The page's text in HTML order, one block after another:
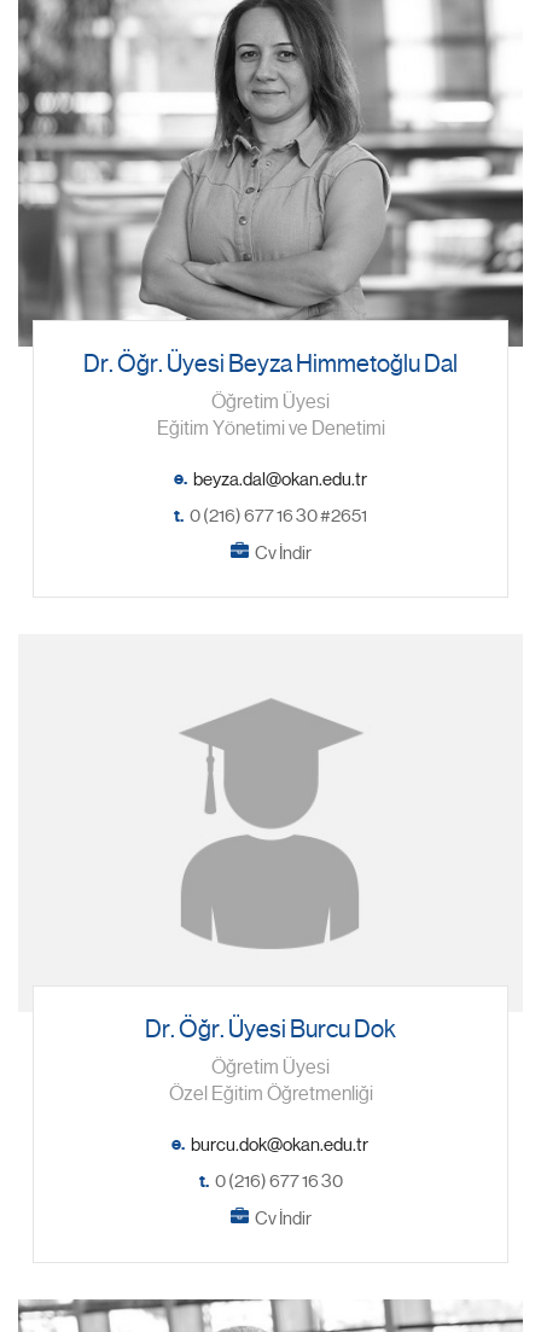
Dr. Öğr. Üyesi Beyza Himmetoğlu Dal
Öğretim Üyesi
Eğitim Yönetimi ve Denetimi
e.
t. 0 (216) 677 16 30 #2651
Cv İndir
Dr. Öğr. Üyesi Burcu Dok
Öğretim Üyesi
Özel Eğitim Öğretmenliği
e.
t. 0 (216) 677 16 30
Cv İndir